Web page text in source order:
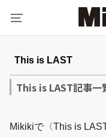
This is LAST記事一
Mikikiで〈This is